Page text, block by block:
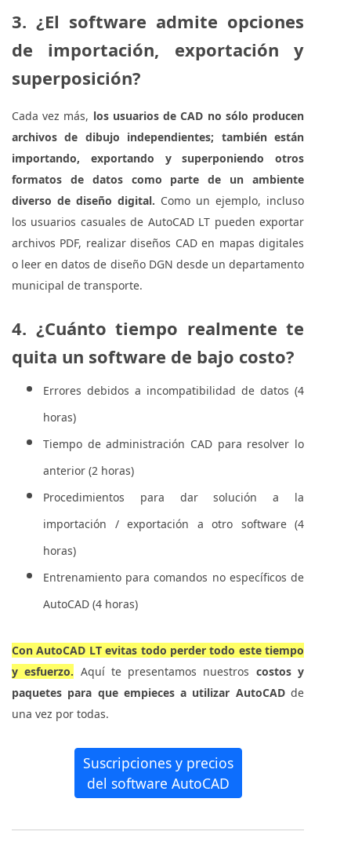
3. ¿El software admite opciones
de importación, exportación y
superposición?
Cada vez más, los usuarios de CAD no sólo producen
archivos de dibujo independientes; también están
importando, exportando y superponiendo otros
formatos de datos como parte de un ambiente
diverso de diseño digital. Como un ejemplo, incluso
los usuarios casuales de AutoCAD LT pueden exportar
archivos PDF, realizar diseños CAD en mapas digitales
o leer en datos de diseño DGN desde un departamento
municipal de transporte.
4. ¿Cuánto tiempo realmente te
quita un software de bajo costo?
Errores debidos a incompatibilidad de datos (4
horas)
Tiempo de administración CAD para resolver lo
anterior (2 horas)
Procedimientos para dar solución a la
importación / exportación a otro software (4
horas)
Entrenamiento para comandos no específicos de
AutoCAD (4 horas)
Con AutoCAD LT evitas todo perder todo este tiempo
y esfuerzo. Aquí te presentamos nuestros costos y
paquetes para que empieces a utilizar AutoCAD de
una vez por todas.
Suscripciones y precios
del software AutoCAD